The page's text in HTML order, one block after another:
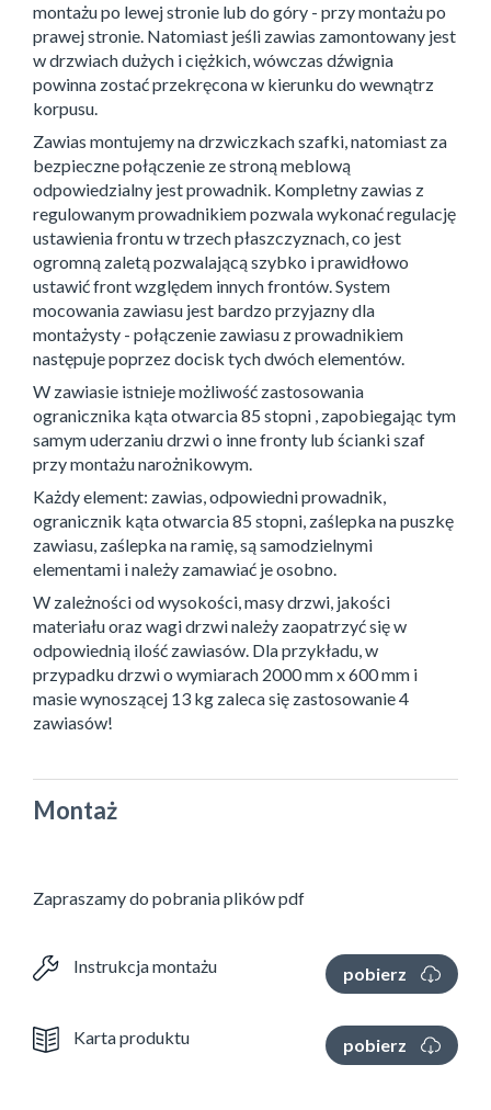
montażu po lewej stronie lub do góry - przy montażu po
prawej stronie. Natomiast jeśli zawias zamontowany jest
w drzwiach dużych i ciężkich, wówczas dźwignia
powinna zostać przekręcona w kierunku do wewnątrz
korpusu.
Zawias montujemy na drzwiczkach szafki, natomiast za
bezpieczne połączenie ze stroną meblową
odpowiedzialny jest prowadnik. Kompletny zawias z
regulowanym prowadnikiem pozwala wykonać regulację
ustawienia frontu w trzech płaszczyznach, co jest
ogromną zaletą pozwalającą szybko i prawidłowo
ustawić front względem innych frontów. System
mocowania zawiasu jest bardzo przyjazny dla
montażysty - połączenie zawiasu z prowadnikiem
następuje poprzez docisk tych dwóch elementów.
W zawiasie istnieje możliwość zastosowania
ogranicznika kąta otwarcia 85 stopni , zapobiegając tym
samym uderzaniu drzwi o inne fronty lub ścianki szaf
przy montażu narożnikowym.
Każdy element: zawias, odpowiedni prowadnik,
ogranicznik kąta otwarcia 85 stopni, zaślepka na puszkę
zawiasu, zaślepka na ramię, są samodzielnymi
elementami i należy zamawiać je osobno.
W zależności od wysokości, masy drzwi, jakości
materiału oraz wagi drzwi należy zaopatrzyć się w
odpowiednią ilość zawiasów. Dla przykładu, w
przypadku drzwi o wymiarach 2000 mm x 600 mm i
masie wynoszącej 13 kg zaleca się zastosowanie 4
zawiasów!
Montaż
Zapraszamy do pobrania plików pdf
Instrukcja montażu pobierz
Karta produktu pobierz